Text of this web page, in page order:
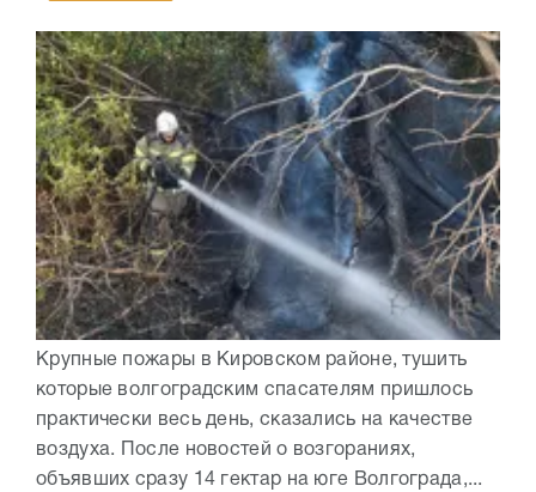
Крупные пожары в Кировском районе, тушить
которые волгоградским спасателям пришлось
практически весь день, сказались на качестве
воздуха. После новостей о возгораниях,
объявших сразу 14 гектар на юге Волгограда,...